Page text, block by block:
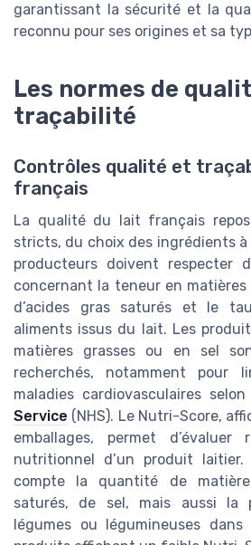
garantissant la sécurité et la
reconnu pour ses origines et sa
Les normes de
traçabilité
Contrôles qualité et
français
La qualité du lait français
stricts, du choix des ingrédients à
producteurs doivent respecter
concernant la teneur en matières
d’acides gras saturés et le
aliments issus du lait. Les
matières grasses ou en sel
recherchés, notamment pour
maladies cardiovasculaires
Service (NHS). Le Nutri-Score,
emballages, permet d’évaluer
nutritionnel d’un produit
compte la quantité de
saturés, de sel, mais aussi la
légumes ou légumineuses